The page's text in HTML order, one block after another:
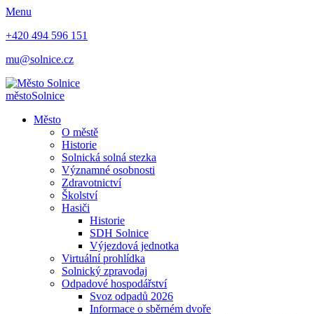
Menu
+420 494 596 151
mu@solnice.cz
městoSolnice
Město
O městě
Historie
Solnická solná stezka
Významné osobnosti
Zdravotnictví
Školství
Hasiči
Historie
SDH Solnice
Výjezdová jednotka
Virtuální prohlídka
Solnický zpravodaj
Odpadové hospodářství
Svoz odpadů 2026
Informace o sběrném dvoře